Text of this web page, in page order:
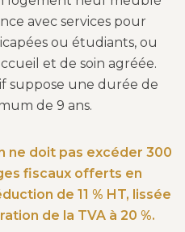
avec services pour
ou étudiants, ou
et de soin agréée.
suppose une durée de
de 9 ans.
ne doit pas excéder 300
fiscaux offerts en
de 11 % HT, lissée
de la TVA à 20 %.